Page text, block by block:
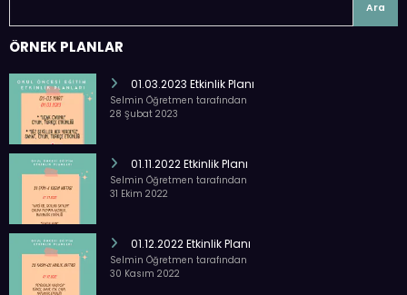
Ara
ÖRNEK PLANLAR
01.03.2023 Etkinlik Planı
Selmin Öğretmen tarafından
28 Şubat 2023
01.11.2022 Etkinlik Planı
Selmin Öğretmen tarafından
31 Ekim 2022
01.12.2022 Etkinlik Planı
Selmin Öğretmen tarafından
30 Kasım 2022